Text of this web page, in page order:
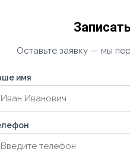
Оставьте заявку — мы
имя